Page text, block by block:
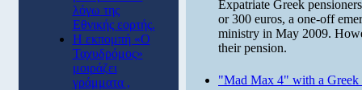
λόγω της
Εθνικής εορτής.
Η εκπομπή «Ο
Ταχυδρόμος»
μοιράζει
γράμματα ,
Expatriate Greek
or 300 euros, a one-off
ministry in May 2009.
their pension.
"Mad Max 4" with a Greek